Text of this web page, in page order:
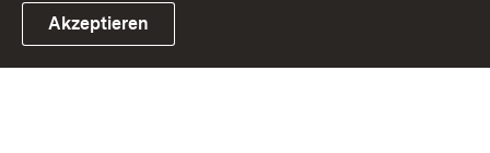
Link zum Landesportal
Akzeptieren